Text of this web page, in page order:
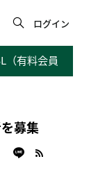
ログイン
（有料会員向けサ
募集